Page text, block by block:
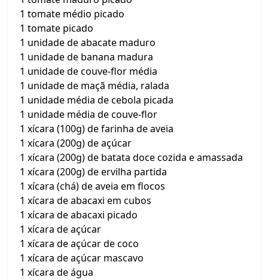
1 tomate médio picado
1 tomate picado
1 unidade de abacate maduro
1 unidade de banana madura
1 unidade de couve-flor média
1 unidade de maçã média, ralada
1 unidade média de cebola picada
1 unidade média de couve-flor
1 xícara (100g) de farinha de aveia
1 xícara (200g) de açúcar
1 xícara (200g) de batata doce cozida e amassada
1 xícara (200g) de ervilha partida
1 xícara (chá) de aveia em flocos
1 xícara de abacaxi em cubos
1 xícara de abacaxi picado
1 xícara de açúcar
1 xícara de açúcar de coco
1 xícara de açúcar mascavo
1 xícara de água